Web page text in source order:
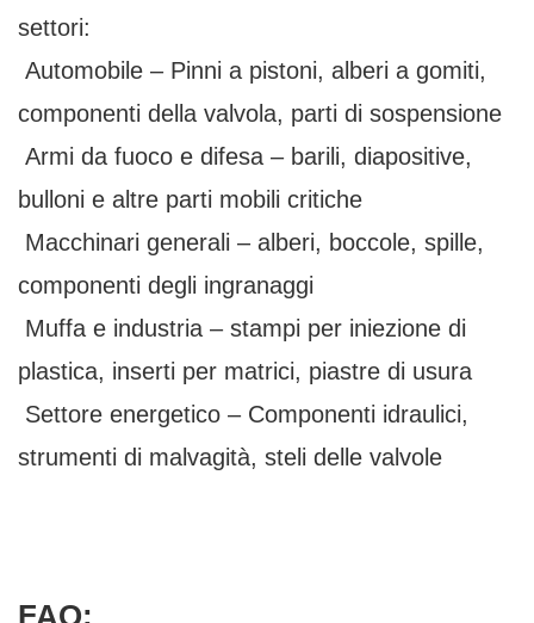
settori:
Automobile – Pinni a pistoni, alberi a gomiti,
componenti della valvola, parti di sospensione
Armi da fuoco e difesa – barili, diapositive,
bulloni e altre parti mobili critiche
Macchinari generali – alberi, boccole, spille,
componenti degli ingranaggi
Muffa e industria – stampi per iniezione di
plastica, inserti per matrici, piastre di usura
Settore energetico – Componenti idraulici,
strumenti di malvagità, steli delle valvole